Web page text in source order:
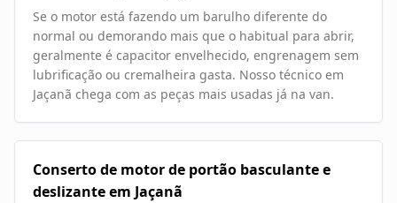
Se o motor está fazendo um barulho diferente do
normal ou demorando mais que o habitual para abrir,
geralmente é capacitor envelhecido, engrenagem sem
lubrificação ou cremalheira gasta. Nosso técnico em
Jaçanã chega com as peças mais usadas já na van.
Conserto de motor de portão basculante e
deslizante em Jaçanã